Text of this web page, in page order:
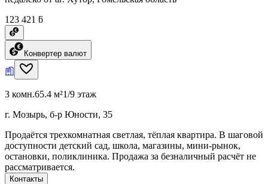
123 421 ƃ
Конвертер валют
3 комн.65.4 м²1/9 этаж
г. Мозырь, б-р Юности, 35
Продаётся трехкомнатная светлая, тёплая квартира. В шаговой
доступности детский сад, школа, магазины, мини-рынок,
остановки, поликлиника. Продажа за безналичный расчёт не
рассматривается.
Контакты